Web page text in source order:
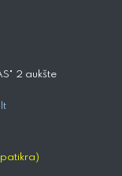
2 aukšte